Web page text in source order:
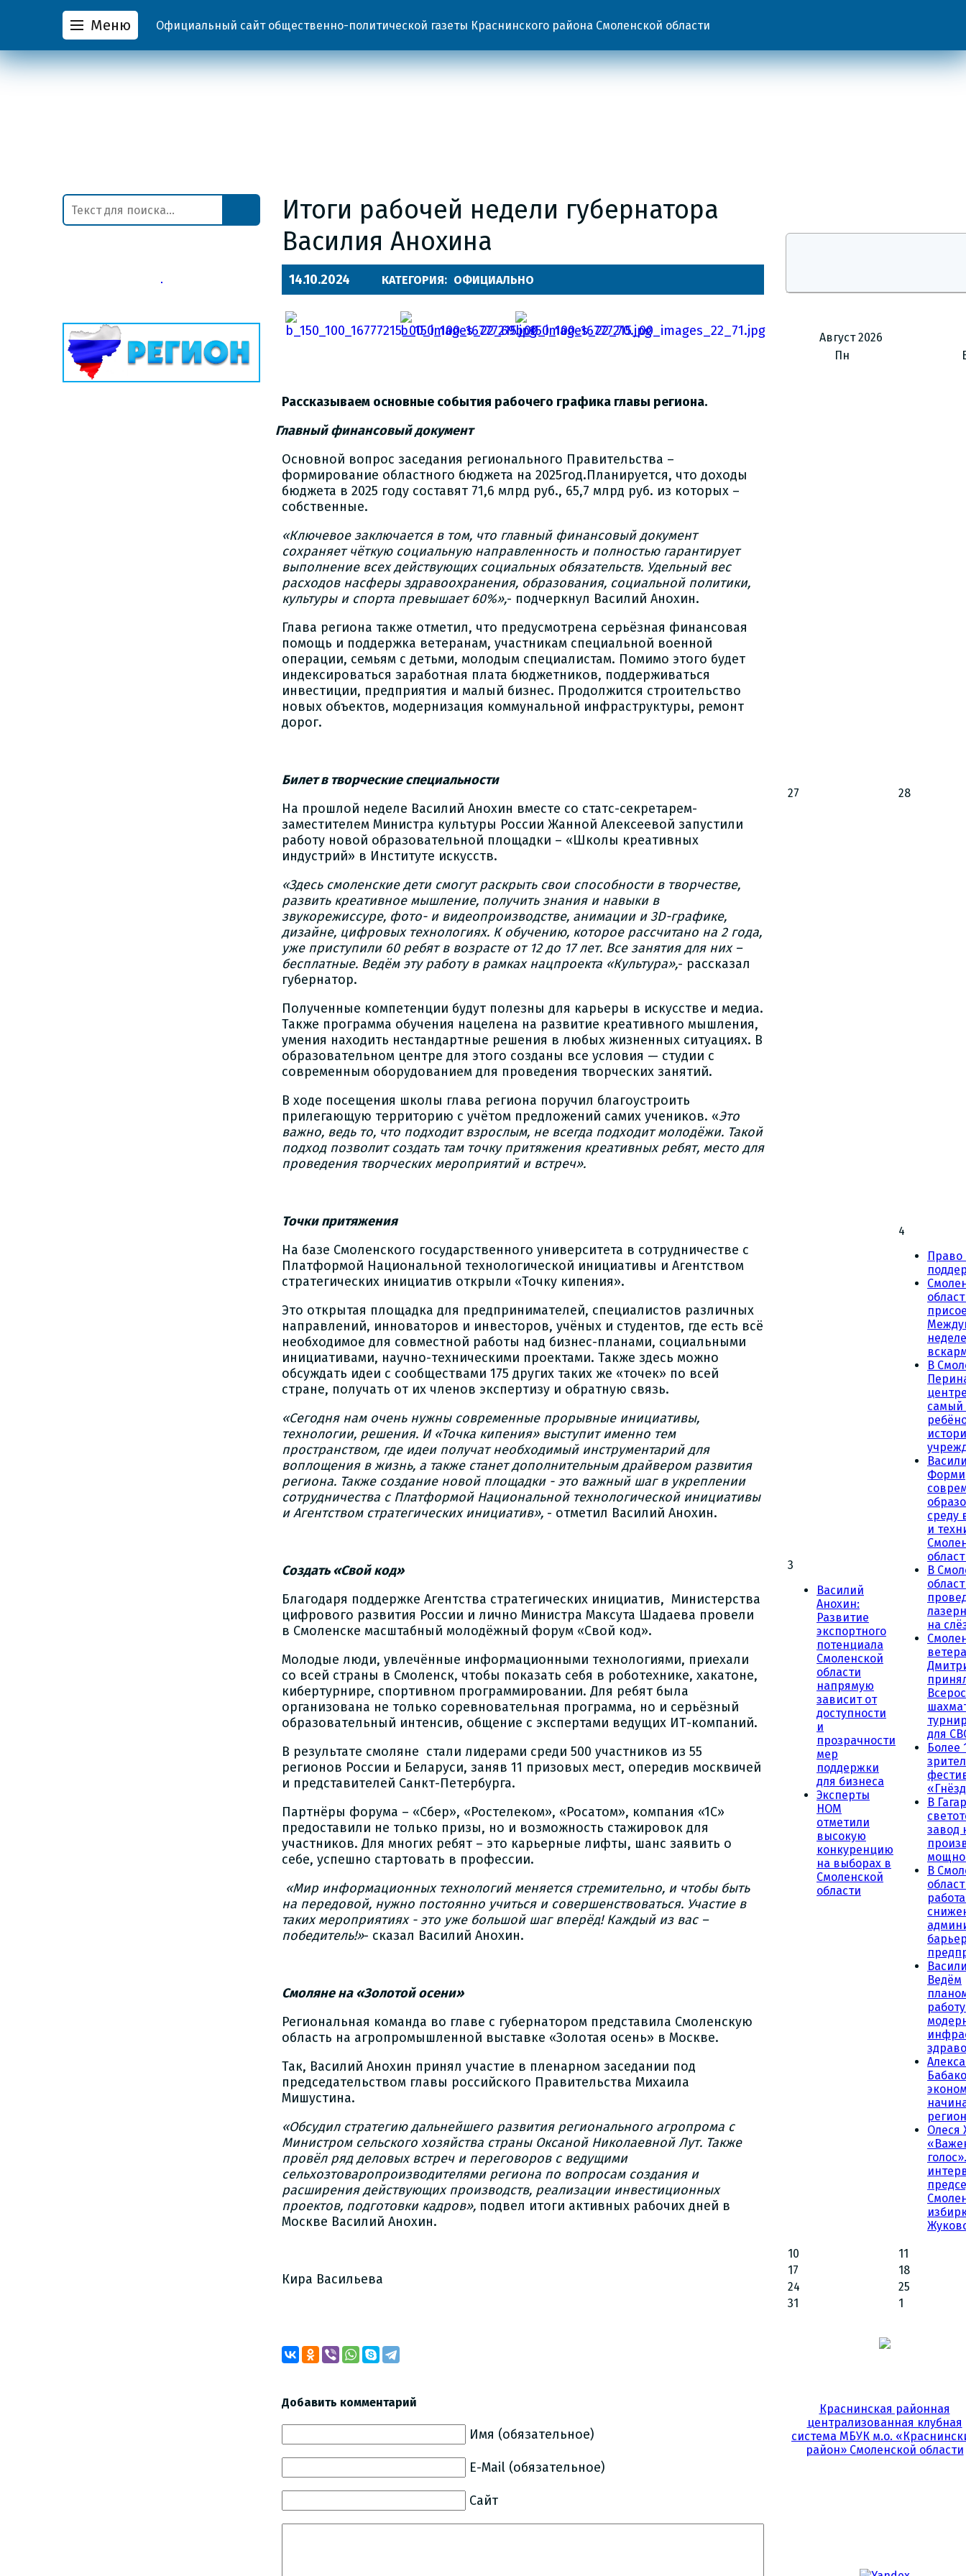
Меню Официальный сайт общественно-политической газеты Краснинского района Смоленской области
Итоги рабочей недели губернатора
Василия Анохина
14.10.2024 КАТЕГОРИЯ: ОФИЦИАЛЬНО
Рассказываем основные события рабочего графика главы региона.
Главный финансовый документ
Основной вопрос заседания регионального Правительства –
формирование областного бюджета на 2025год.Планируется, что доходы
бюджета в 2025 году составят 71,6 млрд руб., 65,7 млрд руб. из которых –
собственные.
«Ключевое заключается в том, что главный финансовый документ
сохраняет чёткую социальную направленность и полностью гарантирует
выполнение всех действующих социальных обязательств. Удельный вес
расходов насферы здравоохранения, образования, социальной политики,
культуры и спорта превышает 60%»,- подчеркнул Василий Анохин.
Глава региона также отметил, что предусмотрена серьёзная финансовая
помощь и поддержка ветеранам, участникам специальной военной
операции, семьям с детьми, молодым специалистам. Помимо этого будет
индексироваться заработная плата бюджетников, поддерживаться
инвестиции, предприятия и малый бизнес. Продолжится строительство
новых объектов, модернизация коммунальной инфраструктуры, ремонт
дорог.
Билет в творческие специальности
На прошлой неделе Василий Анохин вместе со статс-секретарем-
заместителем Министра культуры России Жанной Алексеевой запустили
работу новой образовательной площадки – «Школы креативных
индустрий» в Институте искусств.
«Здесь смоленские дети смогут раскрыть свои способности в творчестве,
развить креативное мышление, получить знания и навыки в
звукорежиссуре, фото- и видеопроизводстве, анимации и 3D-графике,
дизайне, цифровых технологиях. К обучению, которое рассчитано на 2 года,
уже приступили 60 ребят в возрасте от 12 до 17 лет. Все занятия для них –
бесплатные. Ведём эту работу в рамках нацпроекта «Культура»,- рассказал
губернатор.
Полученные компетенции будут полезны для карьеры в искусстве и медиа.
Также программа обучения нацелена на развитие креативного мышления,
умения находить нестандартные решения в любых жизненных ситуациях. В
образовательном центре для этого созданы все условия — студии с
современным оборудованием для проведения творческих занятий.
В ходе посещения школы глава региона поручил благоустроить
прилегающую территорию с учётом предложений самих учеников. «Это
важно, ведь то, что подходит взрослым, не всегда подходит молодёжи. Такой
подход позволит создать там точку притяжения креативных ребят, место для
проведения творческих мероприятий и встреч».
Точки притяжения
На базе Смоленского государственного университета в сотрудничестве с
Платформой Национальной технологической инициативы и Агентством
стратегических инициатив открыли «Точку кипения».
Это открытая площадка для предпринимателей, специалистов различных
направлений, инноваторов и инвесторов, учёных и студентов, где есть всё
необходимое для совместной работы над бизнес-планами, социальными
инициативами, научно-техническими проектами. Также здесь можно
обсуждать идеи с сообществами 175 других таких же «точек» по всей
стране, получать от их членов экспертизу и обратную связь.
«Сегодня нам очень нужны современные прорывные инициативы,
технологии, решения. И «Точка кипения» выступит именно тем
пространством, где идеи получат необходимый инструментарий для
воплощения в жизнь, а также станет дополнительным драйвером развития
региона. Также создание новой площадки - это важный шаг в укреплении
сотрудничества с Платформой Национальной технологической инициативы
и Агентством стратегических инициатив», - отметил Василий Анохин.
Создать «Свой код»
Благодаря поддержке Агентства стратегических инициатив, Министерства
цифрового развития России и лично Министра Максута Шадаева провели
в Смоленске масштабный молодёжный форум «Свой код».
Молодые люди, увлечённые информационными технологиями, приехали
со всей страны в Смоленск, чтобы показать себя в роботехнике, хакатоне,
кибертурнире, спортивном программировании. Для ребят была
организована не только соревновательная программа, но и серьёзный
образовательный интенсив, общение с экспертами ведущих ИТ-компаний.
В результате смоляне стали лидерами среди 500 участников из 55
регионов России и Беларуси, заняв 11 призовых мест, опередив москвичей
и представителей Санкт-Петербурга.
Партнёры форума – «Сбер», «Ростелеком», «Росатом», компания «1С»
предоставили не только призы, но и возможность стажировок для
участников. Для многих ребят – это карьерные лифты, шанс заявить о
себе, успешно стартовать в профессии.
«Мир информационных технологий меняется стремительно, и чтобы быть
на передовой, нужно постоянно учиться и совершенствоваться. Участие в
таких мероприятиях - это уже большой шаг вперёд! Каждый из вас –
победитель!»- сказал Василий Анохин.
Смоляне на «Золотой осени»
Региональная команда во главе с губернатором представила Смоленскую
область на агропромышленной выставке «Золотая осень» в Москве.
Так, Василий Анохин принял участие в пленарном заседании под
председательством главы российского Правительства Михаила
Мишустина.
«Обсудил стратегию дальнейшего развития регионального агропрома с
Министром сельского хозяйства страны Оксаной Николаевной Лут. Также
провёл ряд деловых встреч и переговоров с ведущими
сельхозтоваропроизводителями региона по вопросам создания и
расширения действующих производств, реализации инвестиционных
проектов, подготовки кадров», подвел итоги активных рабочих дней в
Москве Василий Анохин.
Кира Васильева
Добавить комментарий
Имя (обязательное)
E-Mail (обязательное)
Сайт
Август 2026
Пн
27 28
3
Василий
Анохин:
Развитие
экспортного
потенциала
Смоленской
области
напрямую
зависит от
доступности
и
прозрачности
мер
поддержки
для бизнеса
Эксперты
НОМ
отметили
высокую
конкуренцию
на выборах в
Смоленской
области
4
Право
В
самый
среду
и
В
на
для
Более
В
завод
В
Ведём
Олеся
10
11
17
18
24
25
31
1
Краснинская районная
централизованная клубная
система МБУК м.о.
район» Смоленской области